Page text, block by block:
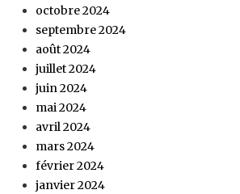
octobre 2024
septembre 2024
août 2024
juillet 2024
juin 2024
mai 2024
avril 2024
mars 2024
février 2024
janvier 2024